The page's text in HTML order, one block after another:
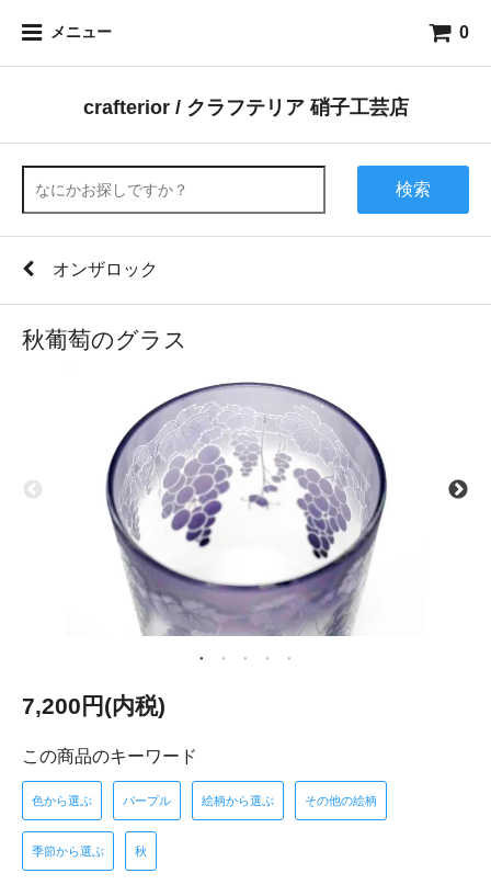
メニュー 0
crafterior / クラフテリア 硝子工芸店
検索
オンザロック
秋葡萄のグラス
7,200円(内税)
この商品のキーワード
色から選ぶ パープル 絵柄から選ぶ その他の絵柄
季節から選ぶ 秋